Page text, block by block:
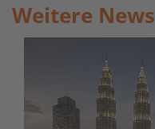
Weitere News